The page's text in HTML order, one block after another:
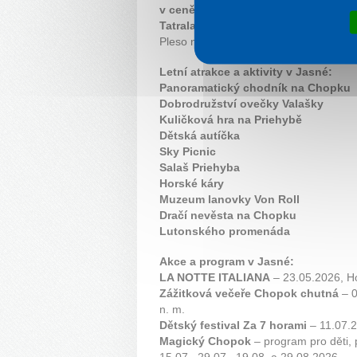
v ceně pobytu. Během jednoho dne
Tatralandia
a zároveň si užít výlet
Pleso nebo Starý Smokovec.
Letní atrakce a aktivity v Jasné:
Panoramatický chodník na Chopku
Dobrodružství ovečky Valašky
Kuličková hra na Priehybě
Dětská autíčka
Sky Picnic
Salaš Priehyba
Horské káry
Muzeum lanovky Von Roll
Dračí nevěsta na Chopku
Lutonského promenáda
Akce a program v Jasné:
LA NOTTE ITALIANA – 23.05.2026,
Zážitková večeře Chopok chutná –
n. m.
Dětský festival Za 7 horami –
Magický Chopok – program pro děti,